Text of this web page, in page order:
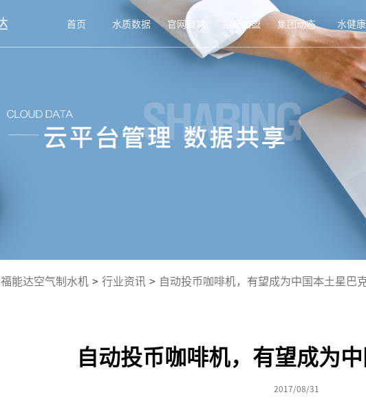
首页 水质数据 官网商城 招商加盟 集团动态 水健康
福能达空气制水机 > 行业资讯 > 自动投币咖啡机，有望成为中国本土星巴克
自动投币咖啡机，有望成为
2017/08/31